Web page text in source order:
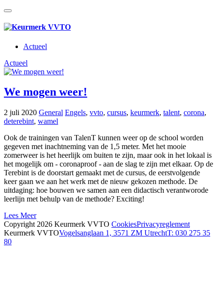
Actueel
Actueel
We mogen weer!
2 juli 2020 General Engels, vvto, cursus, keurmerk, talent, corona,
deterebint, wamel
Ook de trainingen van TalenT kunnen weer op de school worden
gegeven met inachtneming van de 1,5 meter. Met het mooie
zomerweer is het heerlijk om buiten te zijn, maar ook in het lokaal is
het mogelijk om - coronaproof - aan de slag te zijn met elkaar. Op de
Terebint is de doorstart gemaakt met de cursus, de eerstvolgende
keer gaan we aan het werk met de nieuw gekozen methode. De
uitdaging: hoe bouwen we samen aan een didactisch verantworode
leerlijn met behulp van de methode? Exciting!
Lees Meer
Copyright 2026 Keurmerk VVTO CookiesPrivacyreglement
Keurmerk VVTOVogelsanglaan 1, 3571 ZM UtrechtT: 030 275 35
80